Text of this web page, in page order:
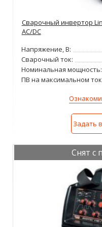
Сварочный инвертор
AC/DC
Напряжение, В:
Сварочный ток:
Номинальная мощность:
ПВ на максимальном
Задать
Снят с